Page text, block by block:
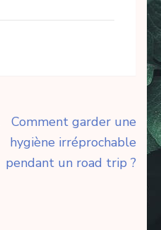
Comment garder une
hygiène irréprochable
pendant un road trip ?